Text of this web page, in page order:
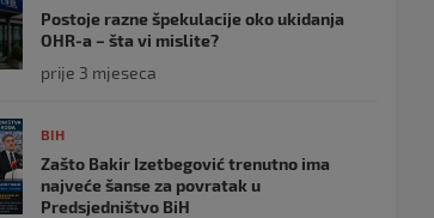
Postoje razne špekulacije oko ukidanja
OHR-a – šta vi mislite?
prije 3 mjeseca
BIH
Zašto Bakir Izetbegović trenutno ima
najveće šanse za povratak u
Predsjedništvo BiH